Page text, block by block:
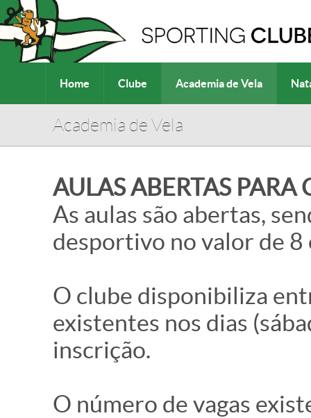
Home Clube Academia de Vela
Academia de Vela
AULAS ABERTAS PARA
As aulas são abertas,
desportivo no valor de
O clube disponibiliza
existentes nos dias
inscrição.
O número de vagas